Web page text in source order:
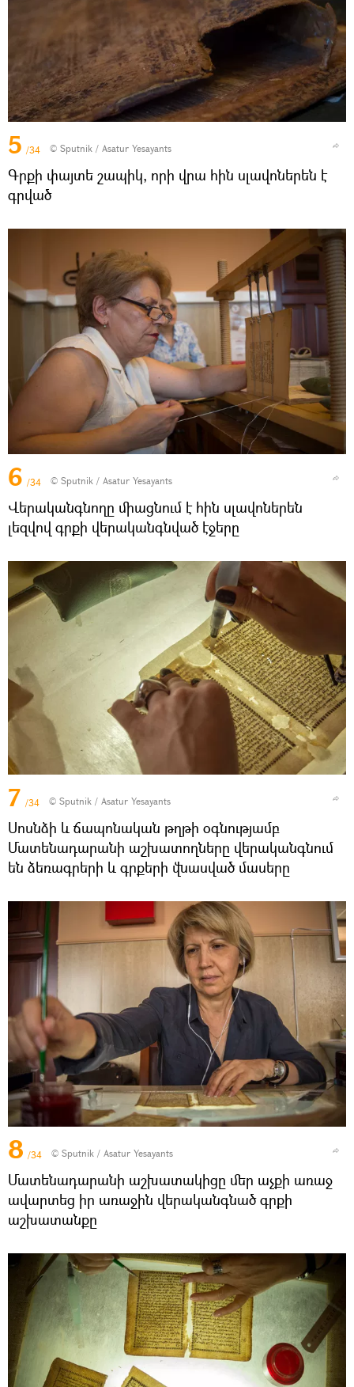
5 /34 © Sputnik / Asatur Yesayants
Գրքի փայտե շապիկ, որի վրա հին սլավոներեն է
գրված
6 /34 © Sputnik / Asatur Yesayants
Վերականգնողը միացնում է հին սլավոներեն
լեզվով գրքի վերականգնված էջերը
7 /34 © Sputnik / Asatur Yesayants
Սոսնձի և ճապոնական թղթի օգնությամբ
Մատենադարանի աշխատողները վերականգնում
են ձեռագրերի և գրքերի վնասված մասերը
8 /34 © Sputnik / Asatur Yesayants
Մատենադարանի աշխատակիցը մեր աչքի առաջ
ավարտեց իր առաջին վերականգնած գրքի
աշխատանքը